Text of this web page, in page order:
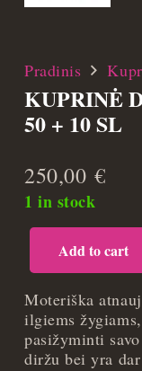
Pradinis
KUPRINĖ
50 + 10 SL
250,00 €
1 in stock
Kuprinė
Deuter
Aircontact
50
+
10
Add to cart
Moteriška
ilgiems
pasižyminti
diržu bei yra